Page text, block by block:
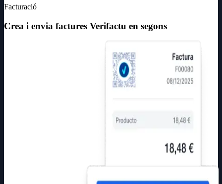
Facturació
Crea i envia factures Verifactu en segons